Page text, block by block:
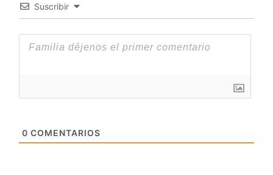
Suscribir
0 COMENTARIOS